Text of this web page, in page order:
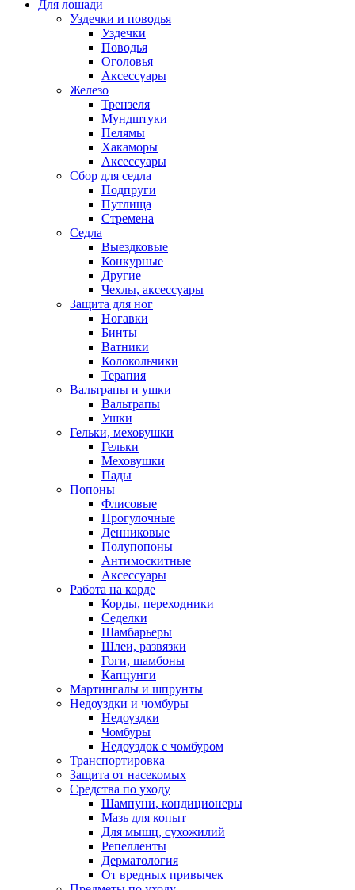
Для лошади
Уздечки и поводья
Уздечки
Поводья
Оголовья
Аксессуары
Железо
Трензеля
Мундштуки
Пелямы
Хакаморы
Аксессуары
Сбор для седла
Подпруги
Путлища
Стремена
Седла
Выездковые
Конкурные
Другие
Чехлы, аксессуары
Защита для ног
Ногавки
Бинты
Ватники
Колокольчики
Терапия
Вальтрапы и ушки
Вальтрапы
Ушки
Гельки, меховушки
Гельки
Меховушки
Пады
Попоны
Флисовые
Прогулочные
Денниковые
Полупопоны
Антимоскитные
Аксессуары
Работа на корде
Корды, переходники
Седелки
Шамбарьеры
Шлеи, развязки
Гоги, шамбоны
Капцунги
Мартингалы и шпрунты
Недоуздки и чомбуры
Недоуздки
Чомбуры
Недоуздок с чомбуром
Транспортировка
Защита от насекомых
Средства по уходу
Шампуни, кондиционеры
Мазь для копыт
Для мышц, сухожилий
Репелленты
Дерматология
От вредных привычек